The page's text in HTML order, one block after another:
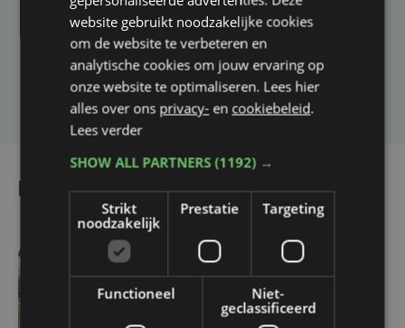
Heb je een taal- of schrijffout opgemerkt in dit
artikel?
Laat het ons weten
Lees ook
1 uur geleden
Zulte Waregem start
tegen Racing Genk:
website gebruikt noodzakelijke cookies
om de website te verbeteren en
analytische cookies om jouw ervaring op
onze website te optimaliseren. Lees hier
alles over ons privacy- en cookiebeleid.
Lees verder
SHOW ALL PARTNERS(1192) →
Strikt
noodzakelijk
Prestatie Targeting
Functioneel
Niet-
geclassificeerd